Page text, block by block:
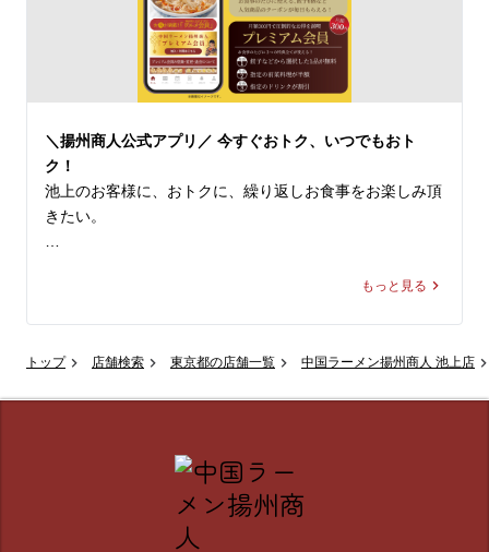
トップ 店舗検索 東京都の店舗一覧 中国ラーメン揚州商人 池上店
一同、心よりお待ちしております。
いただきたいのがこの一杯。
野菜エキスで酸味の中に甘みを加えたトマトスープに、芳
醇なごま油を回し掛けることで、さっぱりとしつつも奥行
きのある本格中華の風味を際立たせたスープ。そこにサラ
ダほうれん草の食感と、ジューシーで柔らかな豚肉のコク
のある旨みが重なり、相性は抜群です！
さっぱりとしながらも深みのある中華テイストは、食欲が
夏の自信作「冷しトマト麺」で、爽やかで美味しいひとと
※当店の冷し麺でお選びいただける麺の種類は【柳麺(細
また【+250円で大盛り】もできます。
皆様のご来店を、中国ラーメン揚州商人 池上店スタッフ
一同、心よりお待ちしております。
＼揚州商人公式アプリ／ 今すぐおトク、いつでもおト
ク！
池上のお客様に、おトクに、繰り返しお食事をお楽しみ頂
きたい。
大好評無料配信中の「揚州商人公式アプリ」をご紹介。
ダウンロードするだけで、その日から使える特典が盛りだ
毎日届くクーポン： 餃子（6個）など、お食事のたびに使
えるクーポンが毎日届きます。
👑 【プレミアム会員】（月額300円）
もっと見る